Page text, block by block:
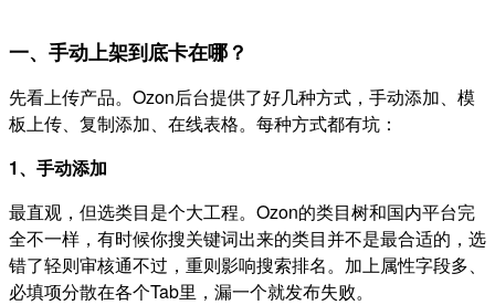
一、手动上架到底卡在哪？
先看上传产品。Ozon后台提供了好几种方式，手动添加、模
板上传、复制添加、在线表格。每种方式都有坑：
1、手动添加
最直观，但选类目是个大工程。Ozon的类目树和国内平台完
全不一样，有时候你搜关键词出来的类目并不是最合适的，选
错了轻则审核通不过，重则影响搜索排名。加上属性字段多、
必填项分散在各个Tab里，漏一个就发布失败。